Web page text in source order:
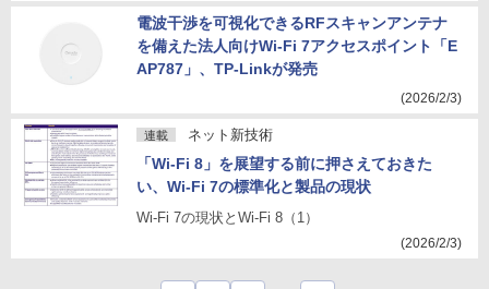
電波干渉を可視化できるRFスキャンアンテナ
を備えた法人向けWi-Fi 7アクセスポイント「E
AP787」、TP-Linkが発売
(2026/2/3)
連載 ネット新技術
「Wi-Fi 8」を展望する前に押さえておきた
い、Wi-Fi 7の標準化と製品の現状
Wi-Fi 7の現状とWi-Fi 8（1）
(2026/2/3)